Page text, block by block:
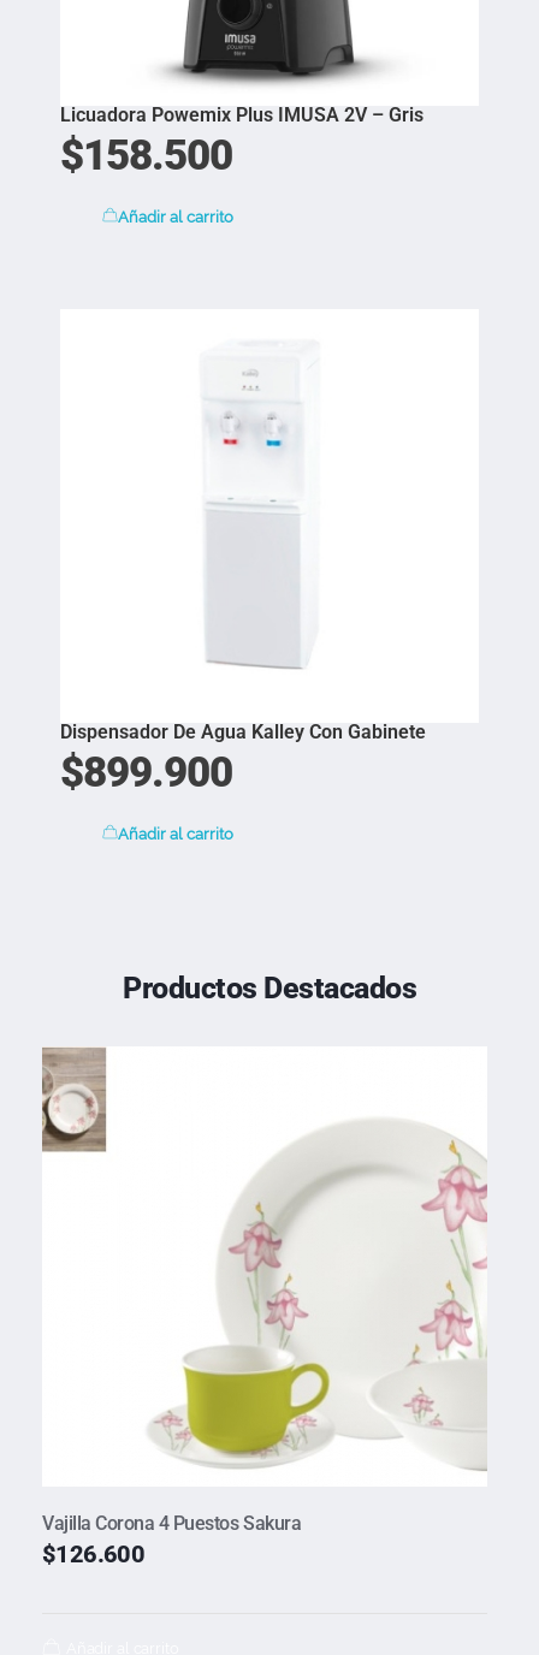
Licuadora Powemix Plus IMUSA 2V – Gris
$158.500
Añadir al carrito
Dispensador De Agua Kalley Con Gabinete
$899.900
Añadir al carrito
Productos Destacados
Vajilla Corona 4 Puestos Sakura
$126.600